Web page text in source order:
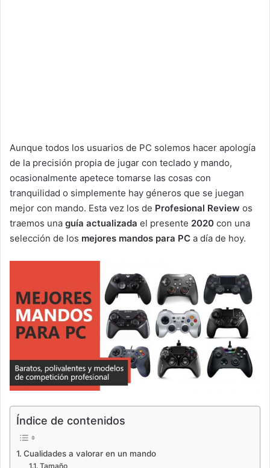
Aunque todos los usuarios de PC solemos hacer apología
de la precisión propia de jugar con teclado y mando,
ocasionalmente apetece tomarse las cosas con
tranquilidad o simplemente hay géneros que se juegan
mejor con mando. Esta vez los de Profesional Review os
traemos una guía actualizada el presente 2020 con una
selección de los mejores mandos para PC a día de hoy.
Índice de contenidos
Cualidades a valorar en un mando
Tamaño